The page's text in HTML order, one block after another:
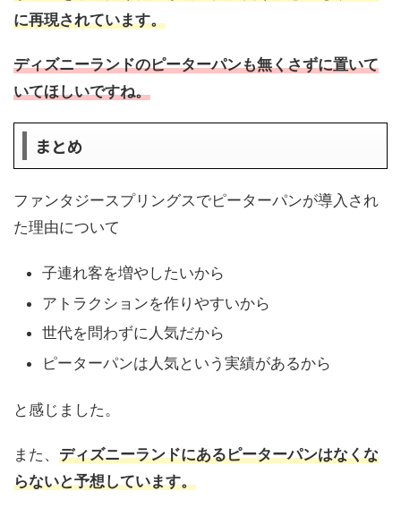
に再現されています。
ディズニーランドのピーターパンも無くさずに置いて
いてほしいですね。
まとめ
ファンタジースプリングスでピーターパンが導入され
た理由について
子連れ客を増やしたいから
アトラクションを作りやすいから
世代を問わずに人気だから
ピーターパンは人気という実績があるから
と感じました。
また、 ディズニーランドにあるピーターパンはなくな
らないと予想しています。